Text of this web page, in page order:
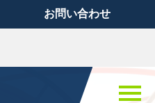
お問い合わせ